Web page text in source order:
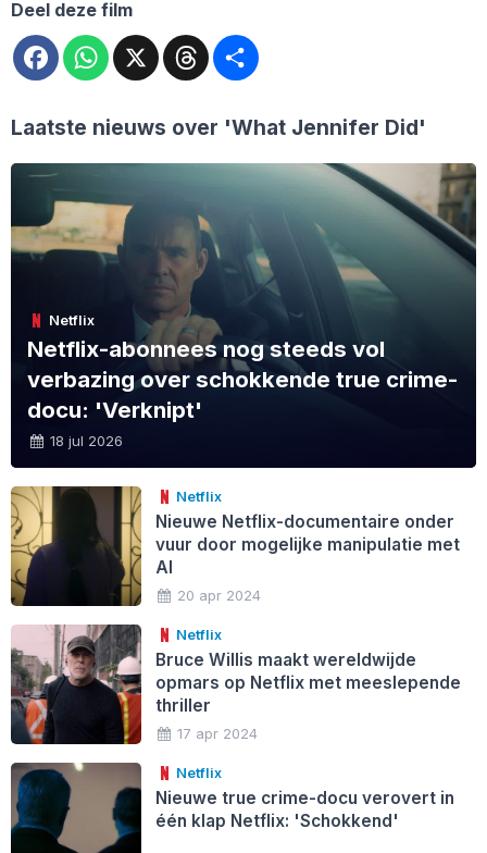
Deel deze film
FacebookWhatsApp
X Threads
Laatste nieuws over 'What Jennifer Did'
Netflix
Netflix-abonnees nog steeds vol
verbazing over schokkende true crime-
docu: 'Verknipt'
18 jul 2026
Netflix
Nieuwe Netflix-documentaire onder
vuur door mogelijke manipulatie met
AI
20 apr 2024
Netflix
Bruce Willis maakt wereldwijde
opmars op Netflix met meeslepende
thriller
17 apr 2024
Netflix
Nieuwe true crime-docu verovert in
één klap Netflix: 'Schokkend'